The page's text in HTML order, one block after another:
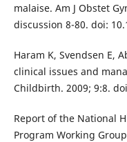
malaise. Am J Obstet
discussion 8-80. doi:
Haram K, Svendsen E,
clinical issues and
Childbirth. 2009; 9:8.
Report of the National
Program Working